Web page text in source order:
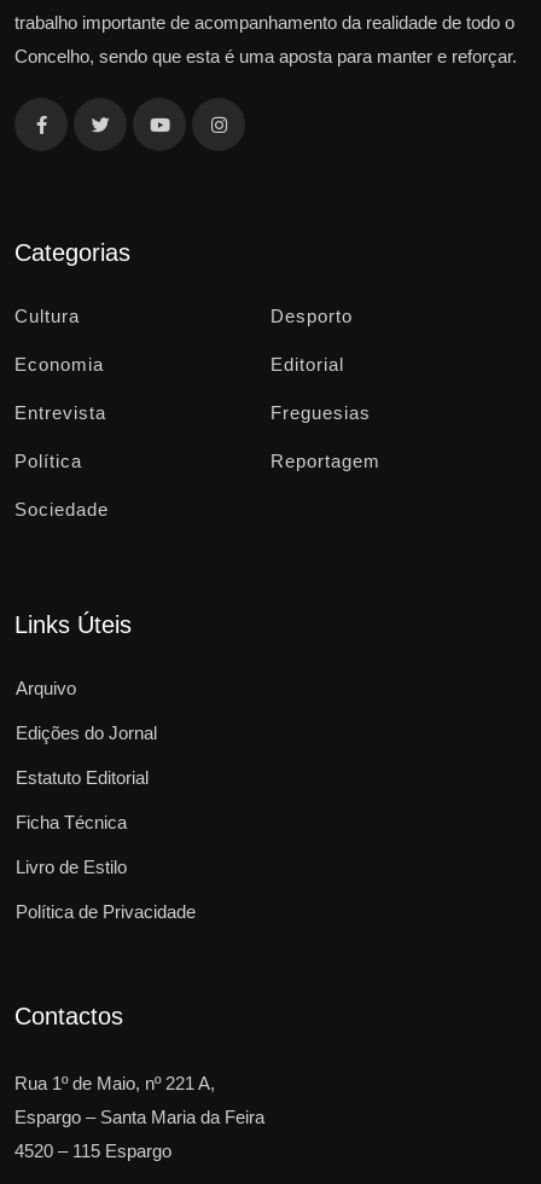
trabalho importante de acompanhamento da realidade de todo o
Concelho, sendo que esta é uma aposta para manter e reforçar.
Categorias
Cultura Desporto
Economia Editorial
Entrevista Freguesias
Política Reportagem
Sociedade
Links Úteis
Arquivo
Edições do Jornal
Estatuto Editorial
Ficha Técnica
Livro de Estilo
Política de Privacidade
Contactos
Rua 1º de Maio, nº 221 A,
Espargo – Santa Maria da Feira
4520 – 115 Espargo